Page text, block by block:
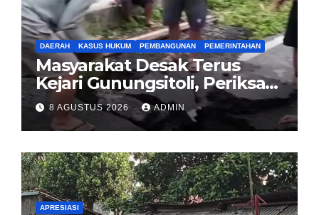
DAERAH KASUS HUKUM PEMBANGUNAN PEMERINTAHAN
Masyarakat Desak Terus
Kejari Gunungsitoli, Periksa
dan Usut Tuntas Dugaan
Korupsi Proyek Jalan
Sirombu-Afulu (MYC) Senilai
Rp321 Miliar
8 AGUSTUS 2026 ADMIN
APRESIASI